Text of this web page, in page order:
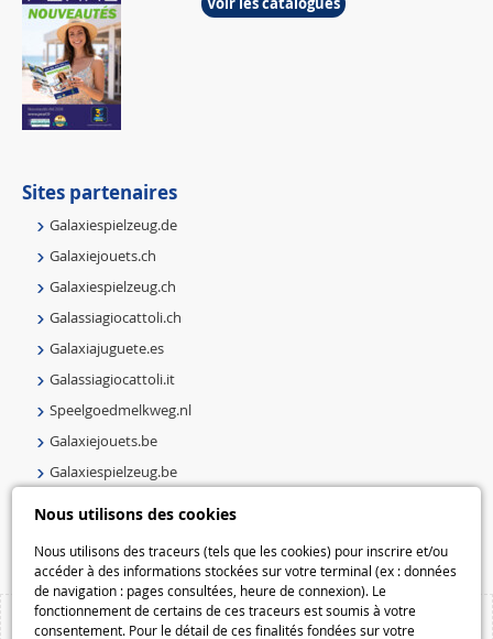
Nous utilisons des cookies
Nous utilisons des traceurs (tels que les cookies) pour inscrire et/ou
accéder à des informations stockées sur votre terminal (ex : données
de navigation : pages consultées, heure de connexion). Le
fonctionnement de certains de ces traceurs est soumis à votre
consentement. Pour le détail de ces finalités fondées sur votre
Sites partenaires
Galaxiespielzeug.de
Galaxiejouets.ch
Galaxiespielzeug.ch
Galassiagiocattoli.ch
Galaxiajuguete.es
Galassiagiocattoli.it
Speelgoedmelkweg.nl
Galaxiejouets.be
Galaxiespielzeug.be